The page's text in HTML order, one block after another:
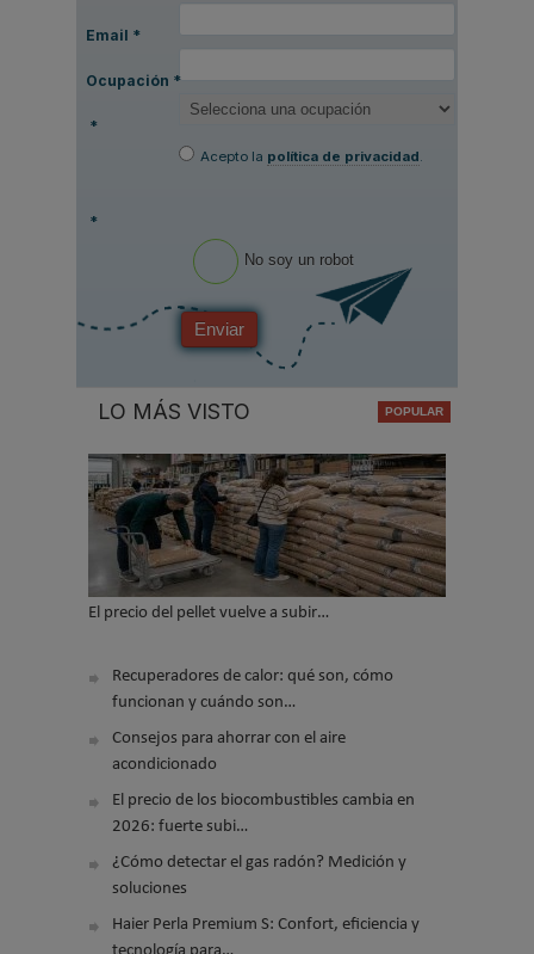
Email *
Ocupación *
*
Acepto la política de privacidad.
*
No soy un robot
Enviar
LO MÁS VISTO
El precio del pellet vuelve a subir…
Recuperadores de calor: qué son, cómo
funcionan y cuándo son…
Consejos para ahorrar con el aire
acondicionado
El precio de los biocombustibles cambia en
2026: fuerte subi…
¿Cómo detectar el gas radón? Medición y
soluciones
Haier Perla Premium S: Confort, eficiencia y